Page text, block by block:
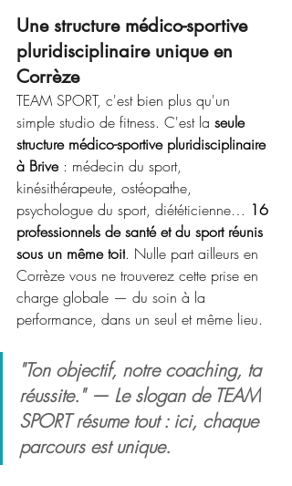
Une structure médico-sportive
pluridisciplinaire unique en
Corrèze
TEAM SPORT, c'est bien plus qu'un
simple studio de fitness. C'est la seule
structure médico-sportive pluridisciplinaire
à Brive : médecin du sport,
kinésithérapeute, ostéopathe,
psychologue du sport, diététicienne… 16
professionnels de santé et du sport réunis
sous un même toit. Nulle part ailleurs en
Corrèze vous ne trouverez cette prise en
charge globale — du soin à la
performance, dans un seul et même lieu.
"Ton objectif, notre coaching, ta
réussite." — Le slogan de TEAM
SPORT résume tout : ici, chaque
parcours est unique.